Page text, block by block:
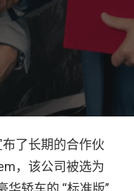
了长期的合作伙
，该公司被选为